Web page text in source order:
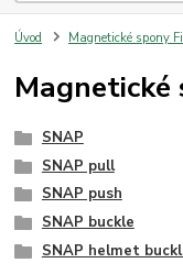
Úvod Magnetické spony
Magnetické
SNAP
SNAP pull
SNAP push
SNAP buckle
SNAP helmet